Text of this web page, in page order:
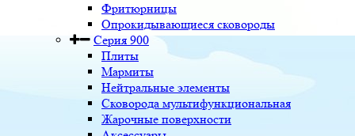
Фритюрницы
Опрокидывающиеся сковороды
Серия 900
Плиты
Мармиты
Нейтральные элементы
Сковорода мультифункциональная
Жарочные поверхности